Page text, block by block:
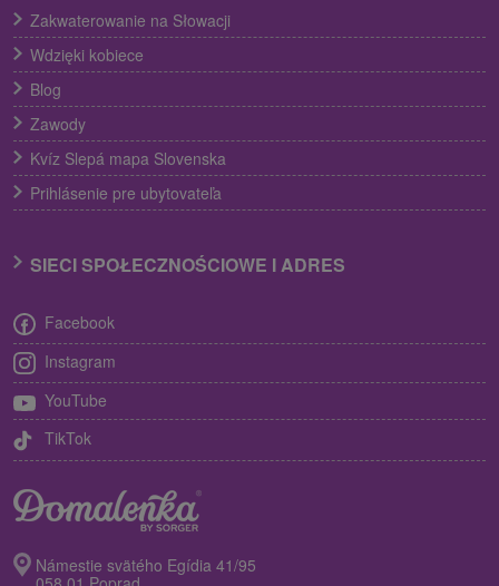
Zakwaterowanie na Słowacji
Wdzięki kobiece
Blog
Zawody
Kvíz Slepá mapa Slovenska
Prihlásenie pre ubytovateľa
SIECI SPOŁECZNOŚCIOWE I ADRES
Facebook
Instagram
YouTube
TikTok
Námestie svätého Egídia 41/95